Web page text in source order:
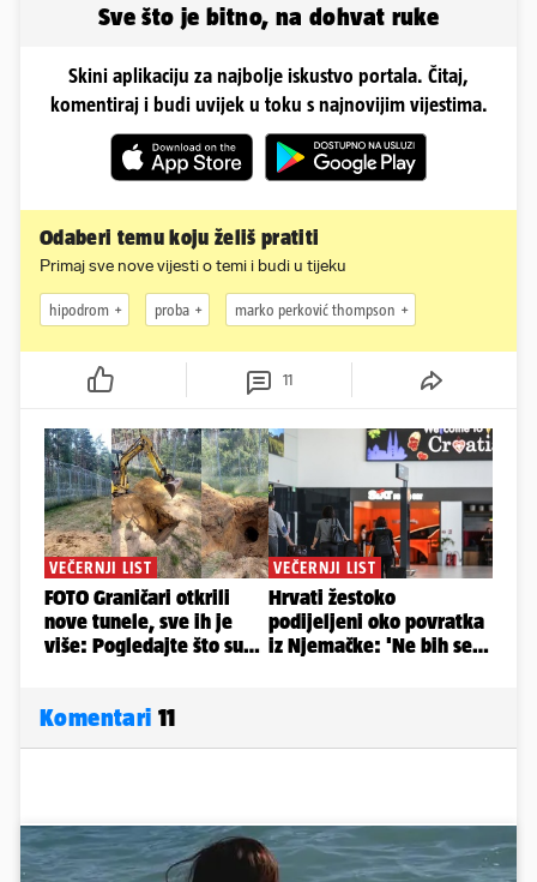
Sve što je bitno, na dohvat ruke
Skini aplikaciju za najbolje iskustvo portala. Čitaj,
komentiraj i budi uvijek u toku s najnovijim vijestima.
Odaberi temu koju želiš pratiti
Primaj sve nove vijesti o temi i budi u tijeku
hipodrom proba marko perković thompson
11
Komentari 11